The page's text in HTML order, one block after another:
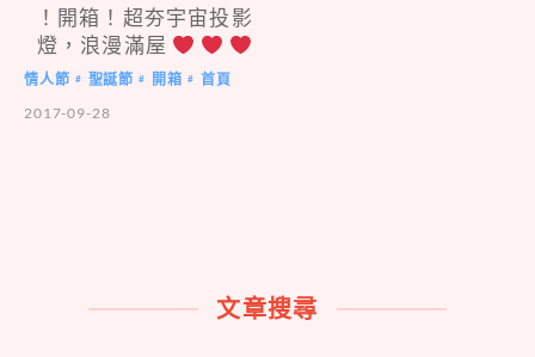
！開箱！超夯宇宙投影
燈，浪漫滿屋
情人節 # 聖誕節 # 開箱 #
首頁
2017-09-28
文章搜尋